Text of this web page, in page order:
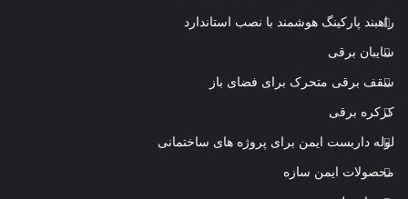
راهبند پارکینگ هوشمند با نصب استاندارد
سایبان برقی
سقف برقی متحرک برای فضای باز
کرکره برقی
لوله داربست ایمن برای پروژه های ساختمانی
محصولات ایمن سازه